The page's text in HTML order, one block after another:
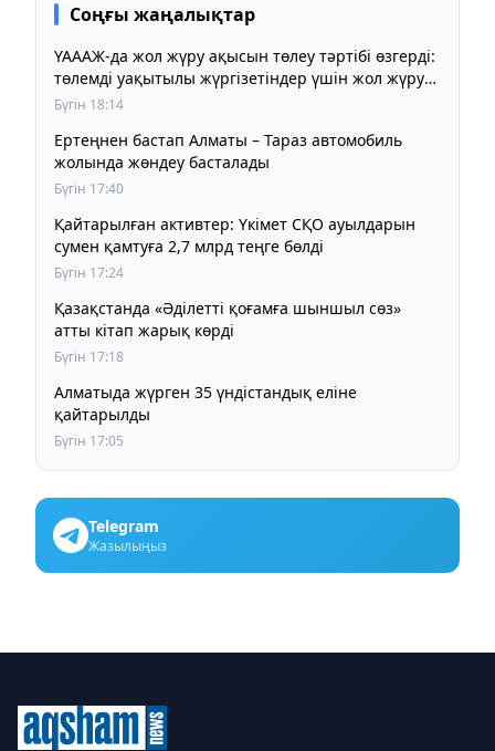
Соңғы жаңалықтар
ҮАААЖ-да жол жүру ақысын төлеу тәртібі өзгерді:
төлемді уақытылы жүргізетіндер үшін жол жүру
құны бұрынғы деңгейде сақталады
Бүгін 18:14
Ертеңнен бастап Алматы – Тараз автомобиль
жолында жөндеу басталады
Бүгін 17:40
Қайтарылған активтер: Үкімет СҚО ауылдарын
сумен қамтуға 2,7 млрд теңге бөлді
Бүгін 17:24
Қазақстанда «Әділетті қоғамға шыншыл сөз»
атты кітап жарық көрді
Бүгін 17:18
Алматыда жүрген 35 үндістандық еліне
қайтарылды
Бүгін 17:05
Telegram
Жазылыңыз